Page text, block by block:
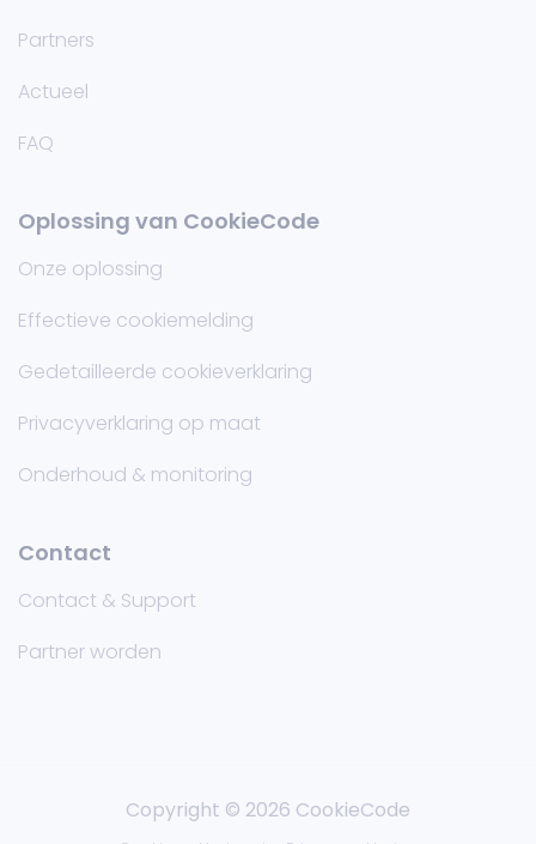
Partners
Actueel
FAQ
Oplossing van CookieCode
Onze oplossing
Effectieve cookiemelding
Gedetailleerde cookieverklaring
Privacyverklaring op maat
Onderhoud & monitoring
Contact
Contact & Support
Partner worden
Copyright © 2026 CookieCode